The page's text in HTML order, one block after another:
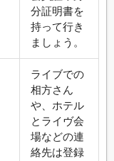
分証明書を
持って行き
ましょう。
ライブでの
相方さん
や、ホテル
とライヴ会
場などの連
絡先は登録